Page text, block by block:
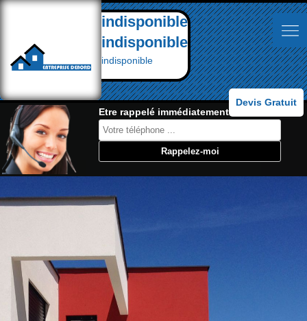
indisponible
indisponible
indisponible
Devis Gratuit
Etre rappelé immédiatement: